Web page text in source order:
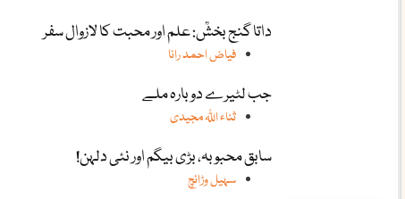
داتا گنج بخشؒ: علم اور محبت کا لازوال سفر
فیاض احمد رانا
جب لٹیرے دوبارہ ملے
ثناء اللّٰہ مجیدی
سابق محبوبہ، بڑی بیگم اور نئی دلہن!
سہیل وڑائچ